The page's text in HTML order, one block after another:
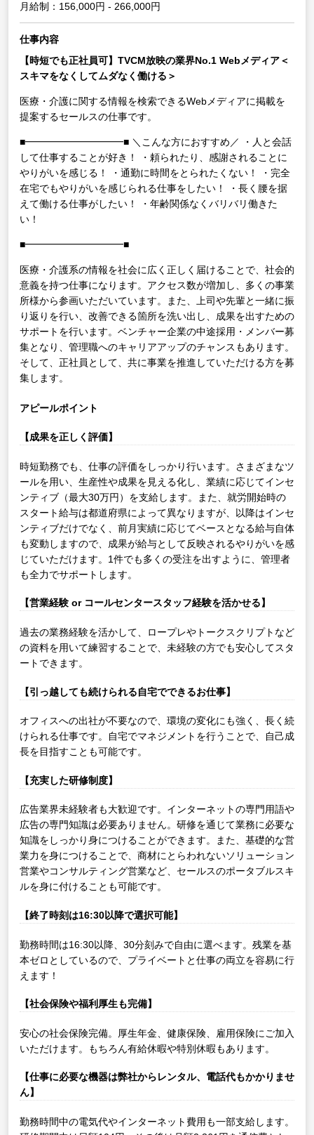
月給制：156,000円 - 266,000円
仕事内容
【時短でも正社員可】TVCM放映の業界No.1 Webメディア＜
スキマをなくしてムダなく働ける＞
医療・介護に関する情報を検索できるWebメディアに掲載を
提案するセールスの仕事です。
■━━━━━━━━━━■ ＼こんな方におすすめ／
・人と会話
して仕事することが好き！
・頼られたり、感謝されることに
やりがいを感じる！
・通勤に時間をとられたくない！
・完全
在宅でもやりがいを感じられる仕事をしたい！
・長く腰を据
えて働ける仕事がしたい！
・年齢関係なくバリバリ働きた
い！
■━━━━━━━━━━■
医療・介護系の情報を社会に広く正しく届けることで、社会的
意義を持つ仕事になります。アクセス数が増加し、多くの事業
所様から参画いただいています。また、上司や先輩と一緒に振
り返りを行い、改善できる箇所を洗い出し、成果を出すための
サポートを行います。ベンチャー企業の中途採用・メンバー募
集となり、管理職へのキャリアアップのチャンスもあります。
そして、正社員として、共に事業を推進していただける方を募
集します。
アピールポイント
【成果を正しく評価】
時短勤務でも、仕事の評価をしっかり行います。さまざまなツ
ールを用い、生産性や成果を見える化し、業績に応じてインセ
ンティブ（最大30万円）を支給します。また、就労開始時の
スタート給与は都道府県によって異なりますが、以降はインセ
ンティブだけでなく、前月実績に応じてベースとなる給与自体
も変動しますので、成果が給与として反映されるやりがいを感
じていただけます。1件でも多くの受注を出すように、管理者
も全力でサポートします。
【営業経験 or コールセンタースタッフ経験を活かせる】
過去の業務経験を活かして、ロープレやトークスクリプトなど
の資料を用いて練習することで、未経験の方でも安心してスタ
ートできます。
【引っ越しても続けられる自宅でできるお仕事】
オフィスへの出社が不要なので、環境の変化にも強く、長く続
けられる仕事です。自宅でマネジメントを行うことで、自己成
長を目指すことも可能です。
【充実した研修制度】
広告業界未経験者も大歓迎です。インターネットの専門用語や
広告の専門知識は必要ありません。研修を通じて業務に必要な
知識をしっかり身につけることができます。また、基礎的な営
業力を身につけることで、商材にとらわれないソリューション
営業やコンサルティング営業など、セールスのポータブルスキ
ルを身に付けることも可能です。
【終了時刻は16:30以降で選択可能】
勤務時間は16:30以降、30分刻みで自由に選べます。残業を基
本ゼロとしているので、プライベートと仕事の両立を容易に行
えます！
【社会保険や福利厚生も完備】
安心の社会保険完備。厚生年金、健康保険、雇用保険にご加入
いただけます。もちろん有給休暇や特別休暇もあります。
【仕事に必要な機器は弊社からレンタル、電話代もかかりませ
ん】
勤務時間中の電気代やインターネット費用も一部支給します。